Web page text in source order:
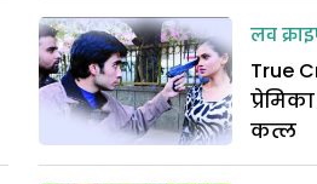
लव
True
कत्ल